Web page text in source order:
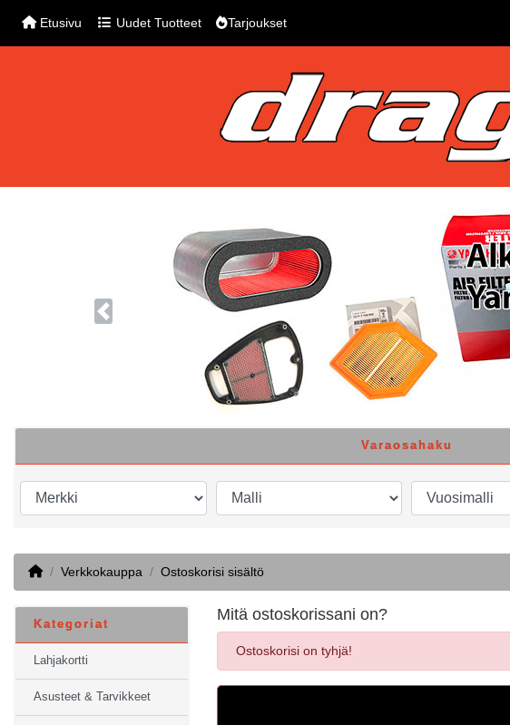
Etusivu Uudet Tuotteet Tarjoukset
Previous
Varaosahaku
HomeVerkkokauppa Ostoskorisi sisältö
Mitä ostoskorissani on?
Ostoskorisi on tyhjä!
Kategoriat
Lahjakortti
Asusteet & Tarvikkeet